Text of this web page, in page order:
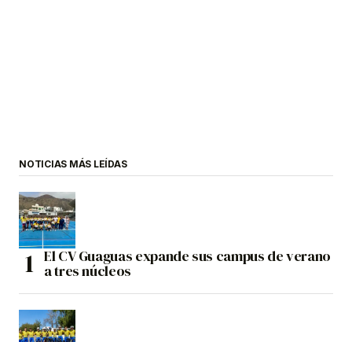
NOTICIAS MÁS LEÍDAS
El CV Guaguas expande sus campus de verano
a tres núcleos